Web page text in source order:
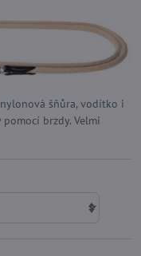
šňůra, vodítko i
brzdy. Velmi